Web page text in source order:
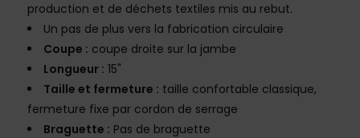
production et de déchets textiles mis au rebut.
Un pas de plus vers la fabrication circulaire
Coupe : coupe droite sur la jambe
Longueur : 15"
Taille et fermeture : taille confortable classique,
fermeture fixe par cordon de serrage
Braguette : Pas de braguette